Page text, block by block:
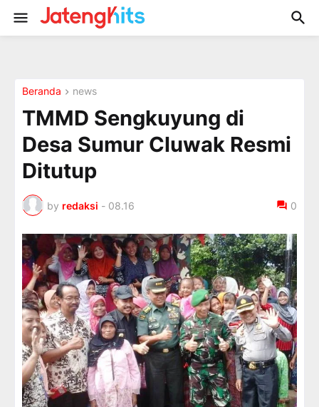
Beranda news
TMMD Sengkuyung di
Desa Sumur Cluwak Resmi
Ditutup
by redaksi - 08.16 0